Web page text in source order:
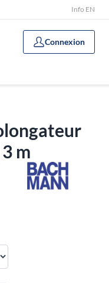
Info EN
Connexion
m